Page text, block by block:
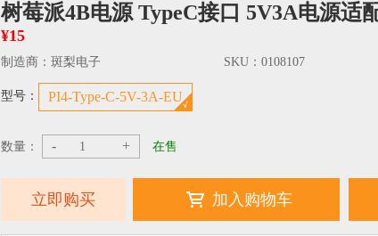
树莓派4B电源 TypeC接口 5V3A电源适
¥15
制造商： 斑梨电子 SKU： 0108107
型号： PI4-Type-C-5V-3A-EU
数量： - + 在售
立即购买 加入购物车